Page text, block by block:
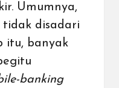
Umumnya,
disadari
itu, banyak
banking